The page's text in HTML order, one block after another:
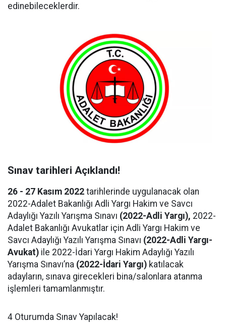
edinebileceklerdir.
Sınav tarihleri Açıklandı!
26 - 27 Kasım 2022 tarihlerinde uygulanacak olan
2022-Adalet Bakanlığı Adli Yargı Hakim ve Savcı
Adaylığı Yazılı Yarışma Sınavı (2022-Adli Yargı), 2022-
Adalet Bakanlığı Avukatlar için Adli Yargı Hakim ve
Savcı Adaylığı Yazılı Yarışma Sınavı (2022-Adli Yargı-
Avukat) ile 2022-İdari Yargı Hakim Adaylığı Yazılı
Yarışma Sınavı’na (2022-İdari Yargı) katılacak
adayların, sınava girecekleri bina/salonlara atanma
işlemleri tamamlanmıştır.
4 Oturumda Sınav Yapılacak!